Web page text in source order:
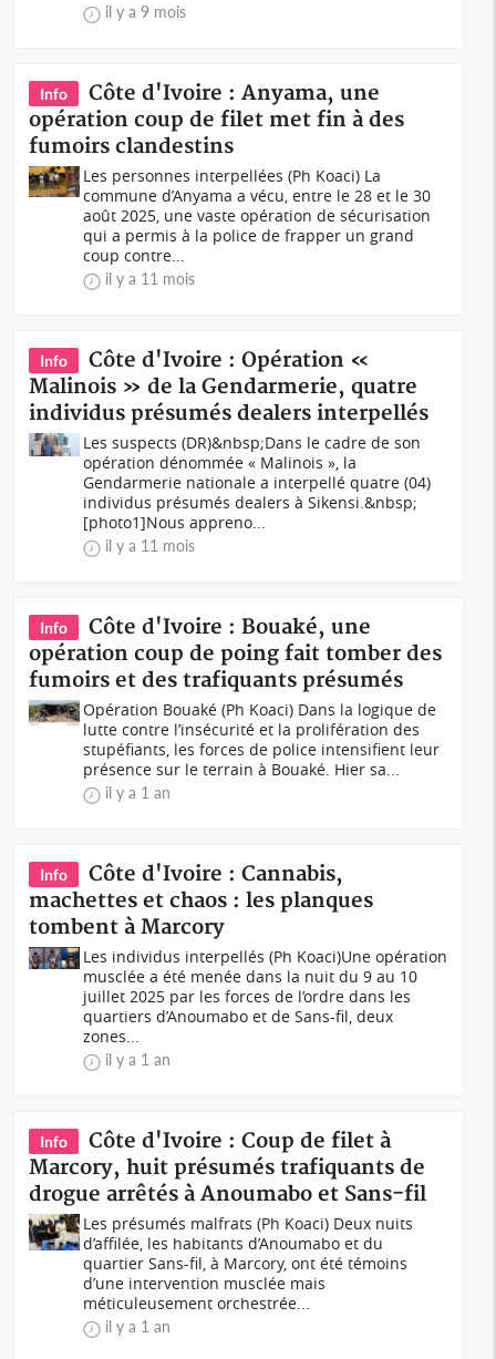
il y a 9 mois
Info
Côte d'Ivoire : Anyama, une
opération coup de filet met fin à des
fumoirs clandestins
Les personnes interpellées (Ph Koaci) La
commune d’Anyama a vécu, entre le 28 et le 30
août 2025, une vaste opération de sécurisation
qui a permis à la police de frapper un grand
coup contre...
il y a 11 mois
Info
Côte d'Ivoire : Opération «
Malinois » de la Gendarmerie, quatre
individus présumés dealers interpellés
Les suspects (DR)&nbsp;Dans le cadre de son
opération dénommée « Malinois », la
Gendarmerie nationale a interpellé quatre (04)
individus présumés dealers à Sikensi.&nbsp;
[photo1]Nous appreno...
il y a 11 mois
Info
Côte d'Ivoire : Bouaké, une
opération coup de poing fait tomber des
fumoirs et des trafiquants présumés
Opération Bouaké (Ph Koaci) Dans la logique de
lutte contre l’insécurité et la prolifération des
stupéfiants, les forces de police intensifient leur
présence sur le terrain à Bouaké. Hier sa...
il y a 1 an
Info
Côte d'Ivoire : Cannabis,
machettes et chaos : les planques
tombent à Marcory
Les individus interpellés (Ph Koaci)Une opération
musclée a été menée dans la nuit du 9 au 10
juillet 2025 par les forces de l’ordre dans les
quartiers d’Anoumabo et de Sans-fil, deux
zones...
il y a 1 an
Info
Côte d'Ivoire : Coup de filet à
Marcory, huit présumés trafiquants de
drogue arrêtés à Anoumabo et Sans-fil
Les présumés malfrats (Ph Koaci) Deux nuits
d’affilée, les habitants d’Anoumabo et du
quartier Sans-fil, à Marcory, ont été témoins
d’une intervention musclée mais
méticuleusement orchestrée...
il y a 1 an